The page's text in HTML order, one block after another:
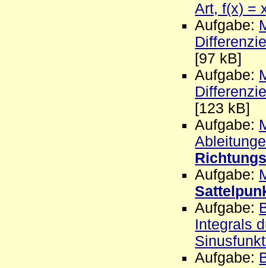
Art, f(x) =
Aufgabe:
[97 kB]
Aufgabe:
[123 kB]
Aufgabe:
Aufgabe:
Aufgabe:
Integrals
Aufgabe: